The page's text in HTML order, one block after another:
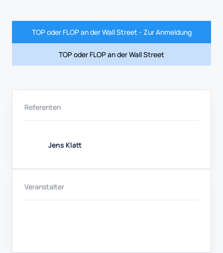
TOP oder FLOP an der Wall Street - Zur Anmeldung
TOP oder FLOP an der Wall Street
Referenten
Jens Klatt
Veranstalter